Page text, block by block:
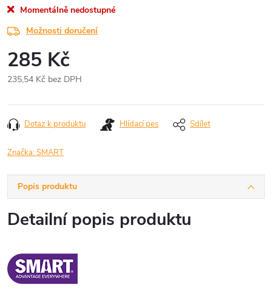
Momentálně nedostupné
Možnosti doručení
285 Kč
235,54 Kč bez DPH
cena:
Dotaz k produktu Hlídací pes Sdílet
Značka:SMART
Popis produktu
Detailní popis produktu